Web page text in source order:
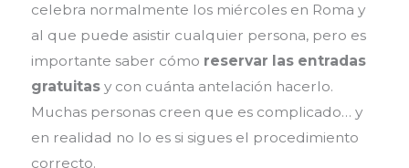
celebra normalmente los miércoles en Roma y
al que puede asistir cualquier persona, pero es
importante saber cómo reservar las entradas
gratuitasy con cuánta antelación hacerlo.
Muchas personas creen que es complicado… y
en realidad no lo es si sigues el procedimiento
correcto.